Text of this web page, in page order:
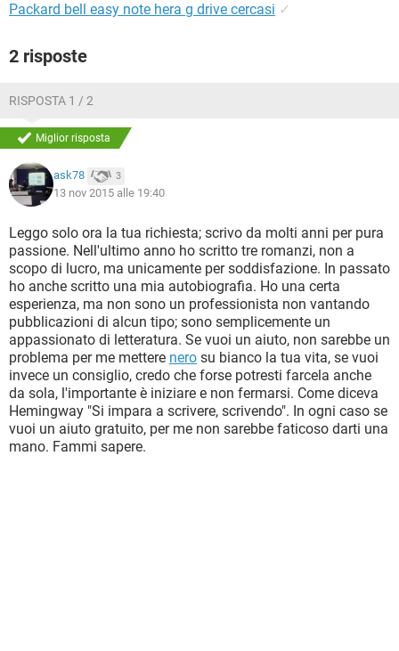
Packard bell easy note hera g drive cercasi ✓
2 risposte
RISPOSTA 1 / 2
Miglior risposta
ask78 3
13 nov 2015 alle 19:40
Leggo solo ora la tua richiesta; scrivo da molti anni per pura
passione. Nell'ultimo anno ho scritto tre romanzi, non a
scopo di lucro, ma unicamente per soddisfazione. In passato
ho anche scritto una mia autobiografia. Ho una certa
esperienza, ma non sono un professionista non vantando
pubblicazioni di alcun tipo; sono semplicemente un
appassionato di letteratura. Se vuoi un aiuto, non sarebbe un
problema per me mettere nero su bianco la tua vita, se vuoi
invece un consiglio, credo che forse potresti farcela anche
da sola, l'importante è iniziare e non fermarsi. Come diceva
Hemingway "Si impara a scrivere, scrivendo". In ogni caso se
vuoi un aiuto gratuito, per me non sarebbe faticoso darti una
mano. Fammi sapere.